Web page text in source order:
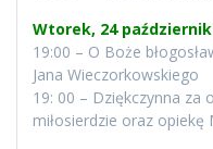
Wtorek, 24
19:00 – O Boże
Jana Wieczorkowskiego
19: 00 – Dziękczynna za
miłosierdzie oraz